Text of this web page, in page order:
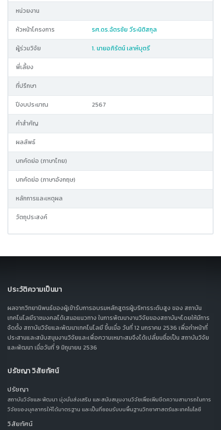
หน่วยงาน
หัวหน้าโครงการ รศ.ดร.ฉัตรชัย วีระนิติสกุล
ผู้ร่วมวิจัย 1. นายอภิรัตน์ เลาห์บุตรี
พี่เลี้ยง
ที่ปรึกษา
ปีงบประมาณ 2567
คำสำคัญ
ผลลัพธ์
บทคัดย่อ (ภาษาไทย)
บทคัดย่อ (ภาษาอังกฤษ)
หลักการและเหตุผล
วัตถุประสงค์
ประวัติความเป็นมา
ผลจากวิทยานิพนธ์ของผู้เข้ารับการอบรมหลักสูตรผู้บริหารระดับสูง ของ สถาบัน
เทคโนโลยีราชมงคลได้เสนอแนวทาง ในการพัฒนางานวิจัยของสถาบันฯโดยให้มีการ
จัดตั้ง สถาบันวิจัยและพัฒนาเทคโนโลยี ขึ้นเมื่อ วันที่ 12 มกราคม 2536 เพื่อทำหน้าที่
ประสานและสนับสนุนงานวิจัยและเพื่อความเหมาะสมจึงได้เปลี่ยนชื่อเป็น สถาบันวิจัย
และพัฒนา เมื่อวันที่ 9 มิถุนายน 2536
ปรัชญา วิสัยทัศน์
ปรัชญา
สถาบันวิจัยและพัฒนา มุ่งมั่นส่งเสริม และสนับสนุนงานวิจัยเพื่อเพิ่มขีดความสามารถในการ
วิจัยของบุคลากรให้ได้มาตรฐาน และเป็นที่ยอมรับบนพื้นฐานวิทยาศาสตร์และเทคโนโลยี
วิสัยทัศน์